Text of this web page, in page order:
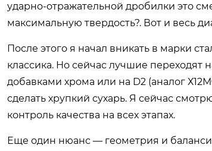
ударно-отражательной дробилки это
максимальную твердость?. Вот и весь
После этого я начал вникать в марки
классика. Но сейчас лучшие переходят
добавками хрома или на D2 (аналог
сделать хрупкий сухарь. Я сейчас
контроль качества на всех этапах.
Еще один нюанс — геометрия и